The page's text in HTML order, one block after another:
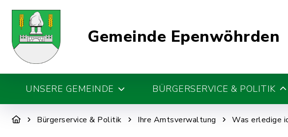
Gemeinde Epenwöhrden
UNSERE GEMEINDE BÜRGERSERVICE & POLITIK
Bürgerservice & Politik Ihre Amtsverwaltung Was erledige